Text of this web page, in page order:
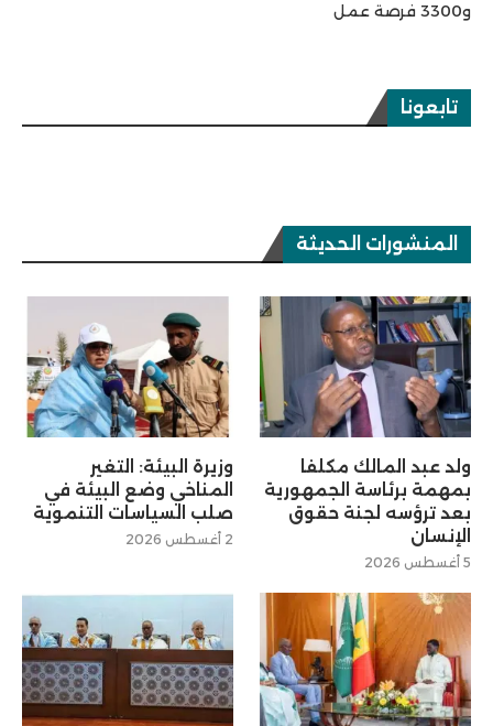
و3300 فرصة عمل
تابعونا
المنشورات الحديثة
ولد عبد المالك مكلفا
بمهمة برئاسة الجمهورية
بعد ترؤسه لجنة حقوق
الإنسان
5 أغسطس 2026
وزيرة البيئة: التغير
المناخي وضع البيئة في
صلب السياسات التنموية
2 أغسطس 2026